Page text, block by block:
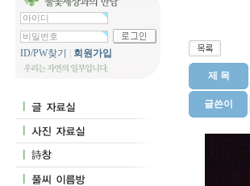
ID/PW찾기 회원가입
제 목
글쓴이